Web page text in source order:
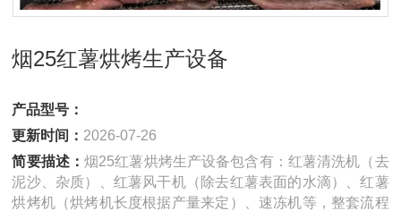
烟25红薯烘烤生产设备
产品型号：
更新时间： 2026-07-26
简要描述：烟25红薯烘烤生产设备包含有：红薯清洗机（去
泥沙、杂质）、红薯风干机（除去红薯表面的水滴）、红薯
烘烤机（烘烤机长度根据产量来定）、速冻机等，整套流程